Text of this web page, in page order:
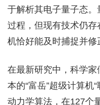
于解析其电子量子态
过程，但现有技术仍
机恰好能及时捕捉并修
在最新研究中，科学家
本的“富岳”超级计算机
动力学算法，在127个